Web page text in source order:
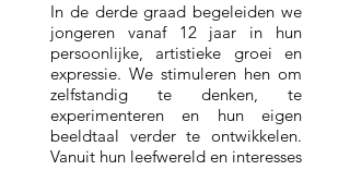
In de derde graad begeleiden we
jongeren vanaf 12 jaar in hun
persoonlijke, artistieke groei en
expressie. We stimuleren hen om
zelfstandig te denken, te
experimenteren en hun eigen
beeldtaal verder te ontwikkelen.
Vanuit hun leefwereld en interesses